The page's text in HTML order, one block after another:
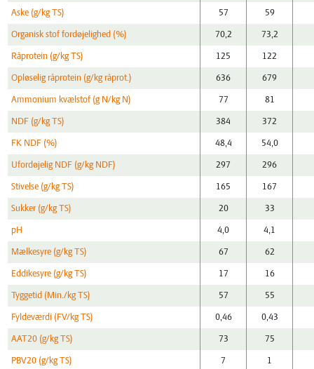
Aske (g/kg TS) 57 59
Organisk stof fordøjelighed (%) 70,2 73,2
Råprotein (g/kg TS) 125 122
Opløselig råprotein (g/kg råprot.) 636 679
Ammonium kvælstof (g N/kg N) 77 81
NDF (g/kg TS) 384 372
FK NDF (%) 48,4 54,0
Ufordøjelig NDF (g/kg NDF) 297 296
Stivelse (g/kg TS) 165 167
Sukker (g/kg TS) 20 33
pH 4,0 4,1
Mælkesyre (g/kg TS) 67 62
Eddikesyre (g/kg TS) 17 16
Tyggetid (Min./kg TS) 57 55
Fyldeværdi (FV/kg TS) 0,46 0,43
AAT20 (g/kg TS) 73 75
PBV20 (g/kg TS) 7 1